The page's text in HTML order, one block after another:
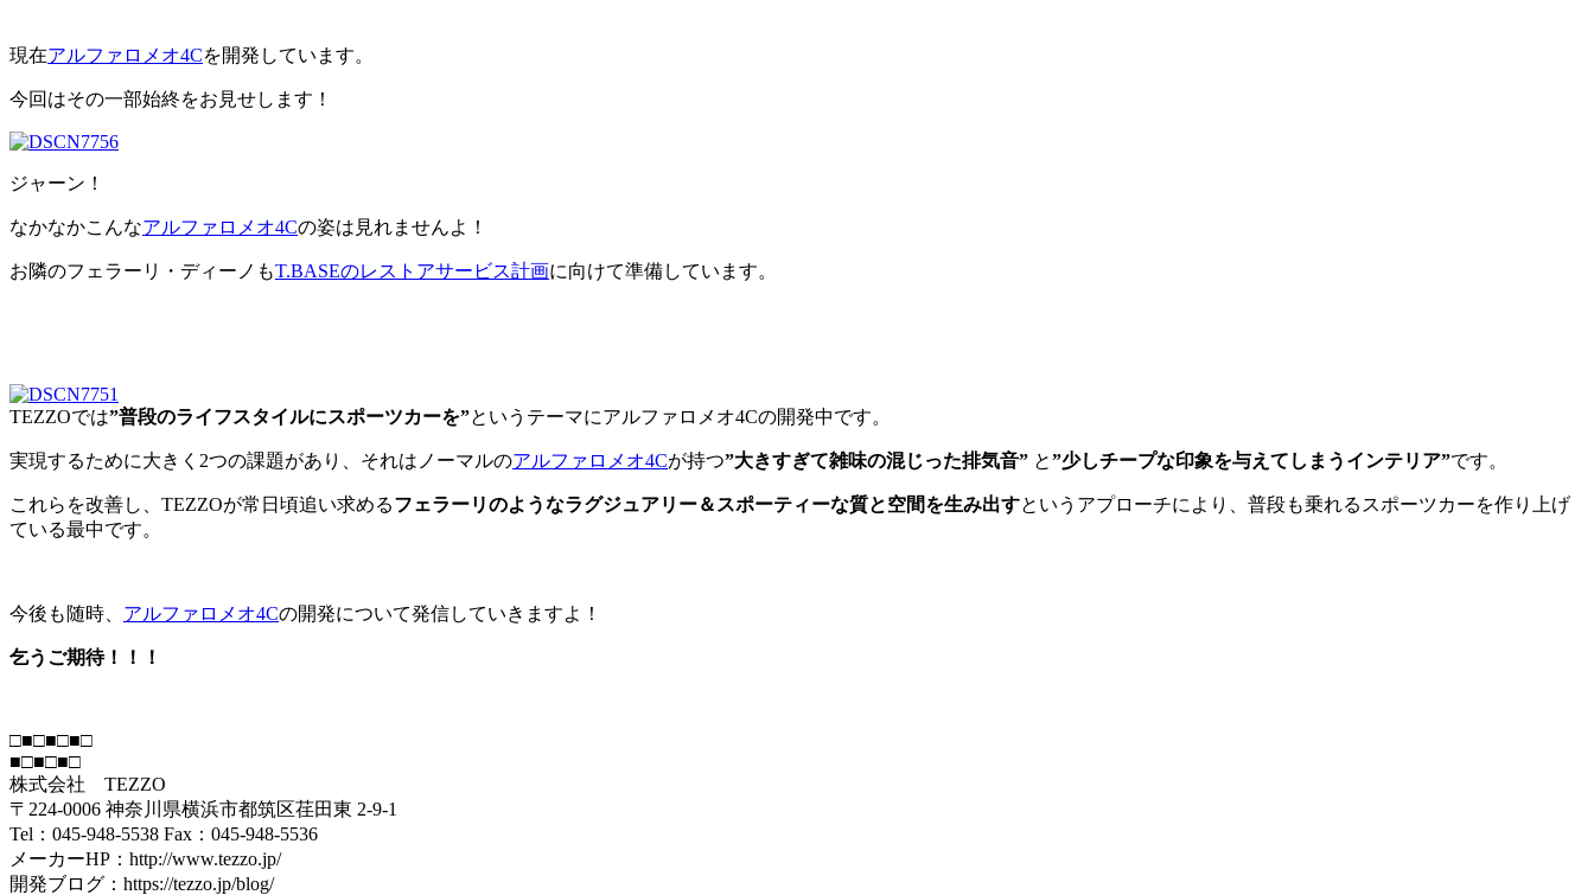
現在アルファロメオ4Cを開発しています。
今回はその一部始終をお見せします！
ジャーン！
なかなかこんなアルファロメオ4Cの姿は見れませんよ！
お隣のフェラーリ・ディーノもT.BASEのレストアサービス計画に向けて準備しています。
TEZZOでは”普段のライフスタイルにスポーツカーを”というテーマにアルファロメオ4Cの開発中です。
実現するために大きく2つの課題があり、それはノーマルのアルファロメオ4Cが持つ”大きすぎて雑味の混じった排気音” と”少しチープな印象を与えてしまうインテリア”です。
これらを改善し、TEZZOが常日頃追い求めるフェラーリのようなラグジュアリー＆スポーティーな質と空間を生み出すというアプローチにより、普段も乗れるスポーツカーを作り上げ
ている最中です。
今後も随時、 アルファロメオ4Cの開発について発信していきますよ！
乞うご期待！！！
□■□■□■□
■□■□■□
株式会社 TEZZO
〒224-0006 神奈川県横浜市都筑区荏田東 2-9-1
Tel：045-948-5538 Fax：045-948-5536
メーカーHP：http://www.tezzo.jp/
開発ブログ：https://tezzo.jp/blog/